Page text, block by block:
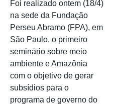
Foi realizado ontem (18/4)
na sede da Fundação
Perseu Abramo (FPA), em
São Paulo, o primeiro
seminário sobre meio
ambiente e Amazônia
com o objetivo de gerar
subsídios para o
programa de governo do